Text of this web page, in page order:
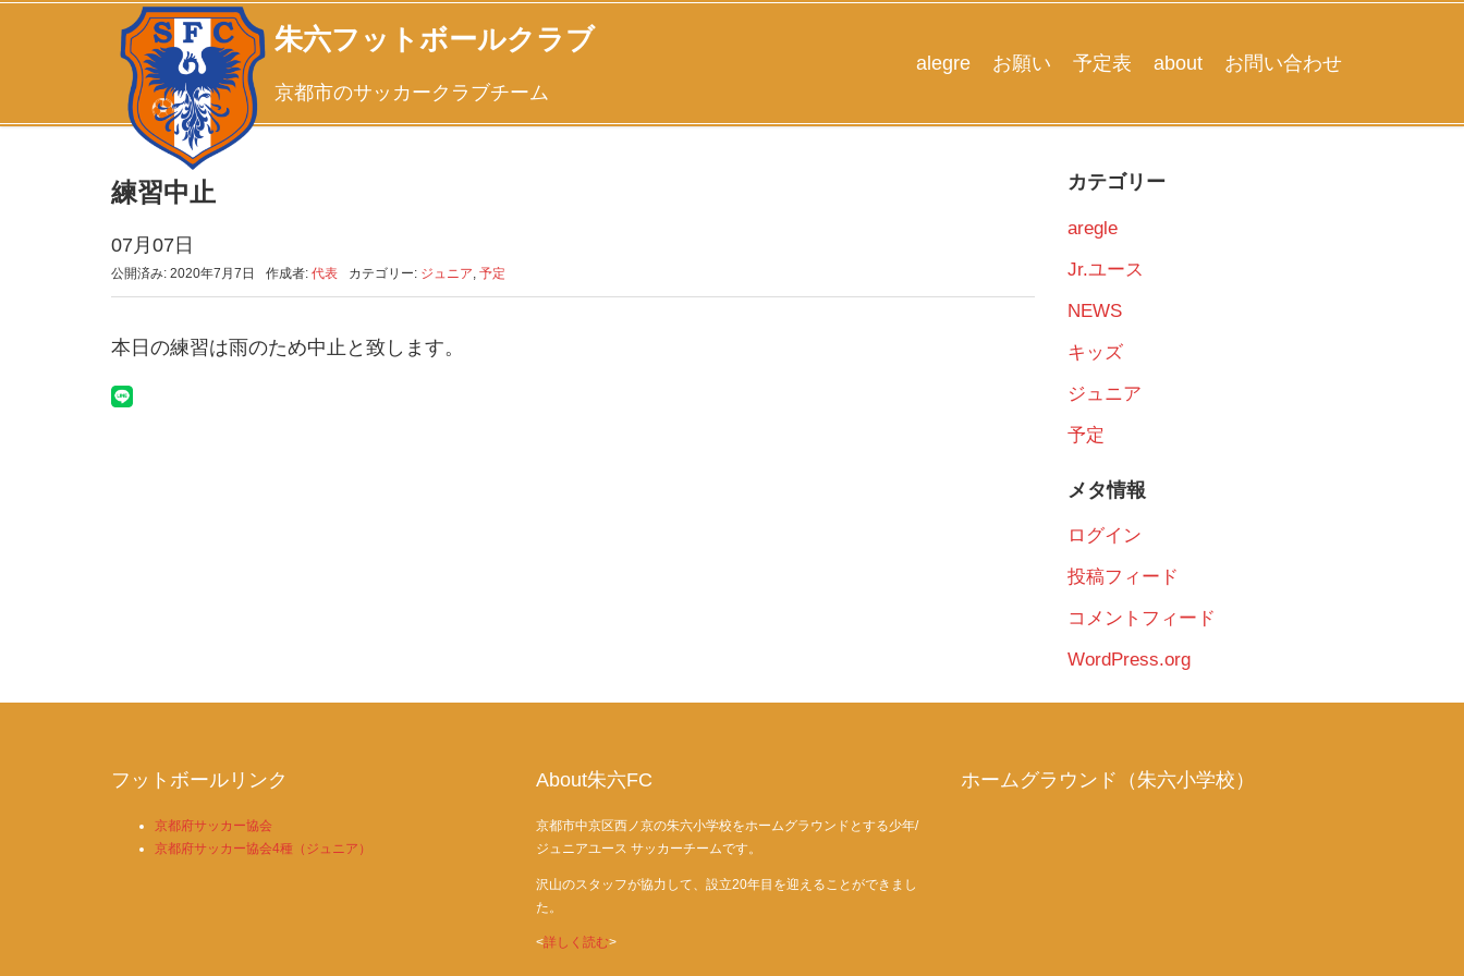
朱六フットボールクラブ
京都市のサッカークラブチーム
alegre お願い 予定表 about お問い合わせ
練習中止
07月07日
公開済み: 2020年7月7日 作成者: 代表 カテゴリー: ジュニア, 予定
本日の練習は雨のため中止と致します。
カテゴリー
aregle
Jr.ユース
NEWS
キッズ
ジュニア
予定
メタ情報
ログイン
投稿フィード
コメントフィード
WordPress.org
フットボールリンク
京都府サッカー協会
京都府サッカー協会4種（ジュニア）
About朱六FC
京都市中京区西ノ京の朱六小学校をホームグラウンドとする少年/
ジュニアユース サッカーチームです。
沢山のスタッフが協力して、設立20年目を迎えることができまし
た。
<詳しく読む>
ホームグラウンド（朱六小学校）